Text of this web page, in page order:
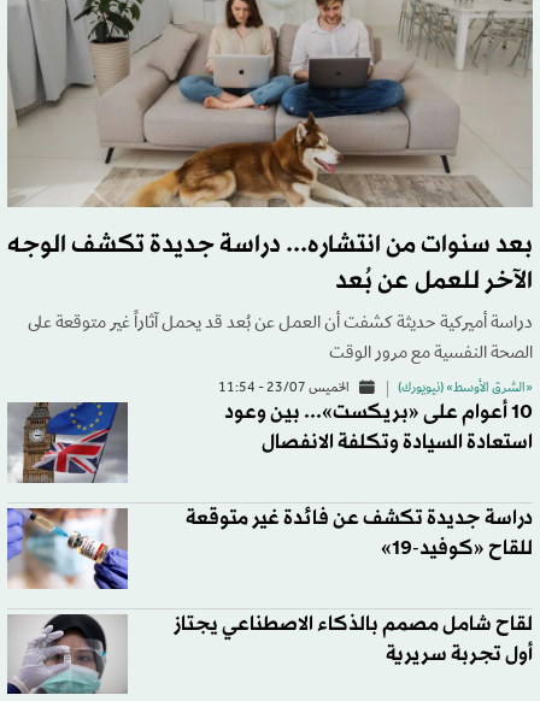
بعد سنوات من انتشاره... دراسة جديدة تكشف الوجه
الآخر للعمل عن بُعد
دراسة أميركية حديثة كشفت أن العمل عن بُعد قد يحمل آثاراً غير متوقعة على
الصحة النفسية مع مرور الوقت
«الشرق الأوسط» (نيويورك) الخميس 23/07 - 11:54
10 أعوام على «بريكست»... بين وعود
استعادة السيادة وتكلفة الانفصال
دراسة جديدة تكشف عن فائدة غير متوقعة
للقاح «كوفيد-19»
لقاح شامل مصمم بالذكاء الاصطناعي يجتاز
أول تجربة سريرية